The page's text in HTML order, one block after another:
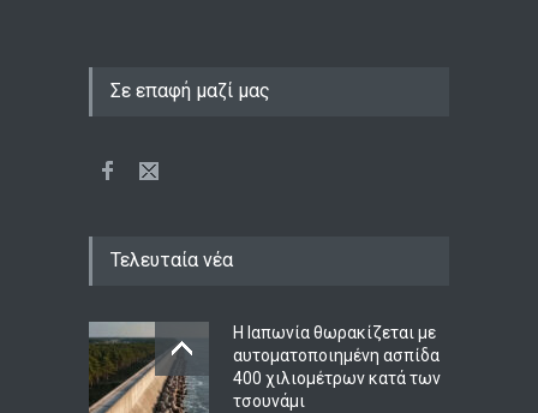
Σε επαφή μαζί μας
Τελευταία νέα
Η Ιαπωνία θωρακίζεται με
αυτοματοποιημένη ασπίδα
400 χιλιομέτρων κατά των
τσουνάμι